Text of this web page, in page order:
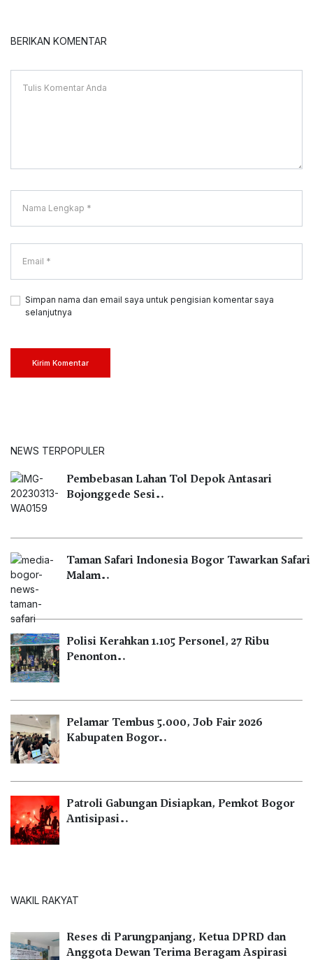
BERIKAN KOMENTAR
Simpan nama dan email saya untuk pengisian komentar saya
selanjutnya
Kirim Komentar
NEWS TERPOPULER
Pembebasan Lahan Tol Depok Antasari
Bojonggede Sesi…
Taman Safari Indonesia Bogor Tawarkan Safari
Malam…
Polisi Kerahkan 1.105 Personel, 27 Ribu
Penonton…
Pelamar Tembus 5.000, Job Fair 2026
Kabupaten Bogor…
Patroli Gabungan Disiapkan, Pemkot Bogor
Antisipasi…
WAKIL RAKYAT
Reses di Parungpanjang, Ketua DPRD dan
Anggota Dewan Terima Beragam Aspirasi